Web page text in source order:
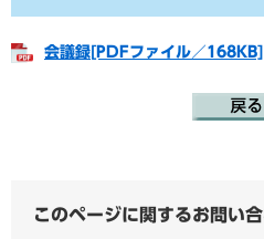
会議録[PDFファイル／168KB]
このページに関するお問い